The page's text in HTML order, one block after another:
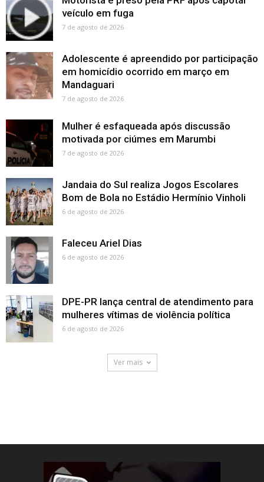
veículo em fuga
7 de agosto de 2026
Adolescente é apreendido por participação
em homicídio ocorrido em março em
Mandaguari
7 de agosto de 2026
Mulher é esfaqueada após discussão
motivada por ciúmes em Marumbi
7 de agosto de 2026
Jandaia do Sul realiza Jogos Escolares
Bom de Bola no Estádio Hermínio Vinholi
6 de agosto de 2026
Faleceu Ariel Dias
6 de agosto de 2026
DPE-PR lança central de atendimento para
mulheres vítimas de violência política
6 de agosto de 2026
Ver mais